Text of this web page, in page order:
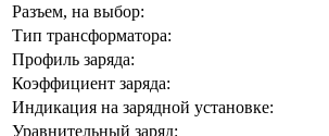
Разъем, на выбор:
Тип трансформатора:
Профиль заряда:
Коэффициент заряда:
Индикация на зарядной установке:
Уравнительный заряд: